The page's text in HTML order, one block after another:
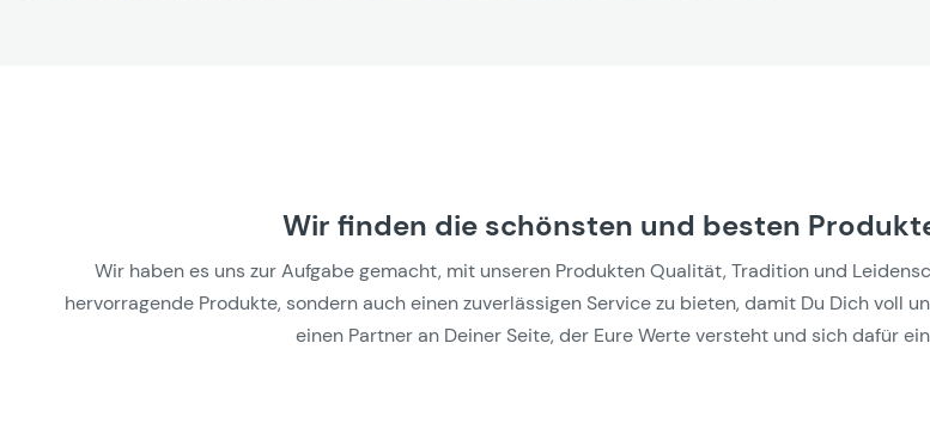
Wir finden die schönsten und besten
Wir haben es uns zur Aufgabe gemacht, mit unseren Produkten Qualität, Tradition und
hervorragende Produkte, sondern auch einen zuverlässigen Service zu bieten, damit Du Dich voll
einen Partner an Deiner Seite, der Eure Werte versteht und sich dafür